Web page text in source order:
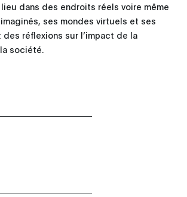
dans des endroits réels voire même
ses mondes virtuels et ses
réflexions sur l’impact de la
société.